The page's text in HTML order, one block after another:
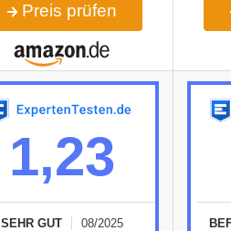
Preis prüfen
1,23
SEHR GUT 08/2025